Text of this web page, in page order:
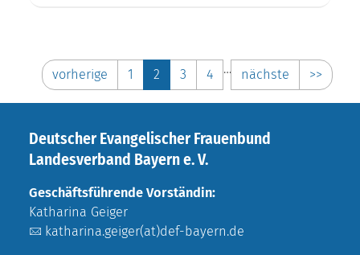
vorherige 1 2 3 4 … nächste >>
Deutscher Evangelischer Frauenbund
Landesverband Bayern e. V.
Geschäftsführende Vorständin:
Katharina Geiger
katharina.geiger(at)def-bayern.de